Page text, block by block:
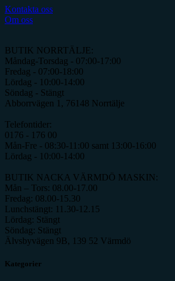
Kontakta oss
Om oss
BUTIK NORRTÄLJE:
Måndag-Torsdag - 07:00-17:00
Fredag - 07:00-18:00
Lördag - 10:00-14:00
Söndag - Stängt
Abborrvägen 1, 76148 Norrtälje
Telefontider:
0176 - 176 00
Mån-Fre - 08:30-11:00 samt 13:00-16:00
Lördag - 10:00-14:00
BUTIK NACKA VÄRMDÖ MASKIN:
Mån – Tors: 08.00-17.00
Fredag: 08.00-15.30
Lunchstängt: 11.30-12.15
Lördag: Stängt
Söndag: Stängt
Älvsbyvägen 9B, 139 52 Värmdö
Kategorier